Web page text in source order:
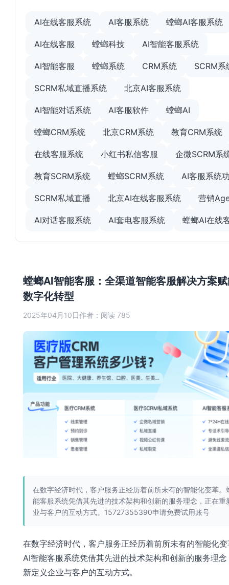
螳螂AI智能客服：全渠道智能客服解决方案
数字化转型
2025年04月10日作者： 阅读 785
在数字经济时代，客户服务正经历着前所未有的智能化变革。
能客服系统凭借其先进的技术架构和创新的服务理念，正在重
业与客户的互动方式。15727355390申请免费试用账号
在数字经济时代，客户服务正经历着前所未有的智能化
AI智能客服系统凭借其先进的技术架构和创新的服务理
新定义企业与客户的互动方式。
AI在线客服系统 AI客服系统 螳螂AI客服系统
AI在线客服 螳螂科技 AI智能客服系统
AI智能客服 螳螂系统 CRM系统 SCRM系
SCRM私域直播系统 北京AI客服系统
AI智能对话系统 AI客服软件 螳螂AI
螳螂CRM系统 北京CRM系统 教育CRM系统
在线客服系统 小红书私信客服 企微SCRM系
教育SCRM系统 螳螂SCRM系统 AI客服系统
SCRM私域直播 北京AI在线客服系统 营销
AI对话客服系统 AI套电客服系统 螳螂AI在线